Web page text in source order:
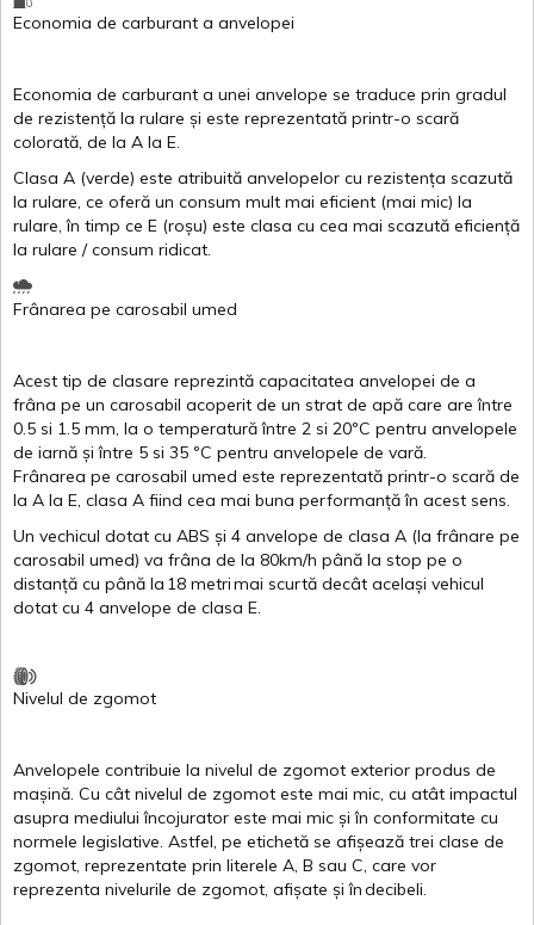
Economia de carburant a anvelopei
Economia de carburant a unei anvelope se traduce prin gradul
de rezistență la rulare și este reprezentată printr-o scară
colorată, de la A la E.
Clasa A (verde) este atribuită anvelopelor cu rezistența scazută
la rulare, ce oferă un consum mult mai eficient (mai mic) la
rulare,în timp ce E (roșu) este clasa cu cea mai scazută eficiență
la rulare /consum ridicat.
Frânarea pe carosabil umed
Acest tip de clasare reprezintă capacitatea anvelopei de a
frâna pe un carosabil acoperit de un strat de apă care areîntre
0.5 si 1.5 mm, la o temperatură între 2 si 20ºC pentru anvelopele
de iarnă și între 5 si 35 ºC pentru anvelopele de vară.
Frânarea pe carosabil umed este reprezentată printr-o scară de
la A la E, clasa A fiind cea mai buna performanță în acest sens.
Un vechicul dotat cu ABS și 4 anvelope de clasa A (la frânare pe
carosabil umed) va frâna de la 80km/h până la stop pe o
distanță cu până la 18 metrimai scurtă decât același vehicul
dotat cu 4 anvelope de clasa E.
Nivelul de zgomot
Anvelopele contribuie la nivelul de zgomot exterior produs de
mașină. Cu cât nivelul de zgomot este mai mic, cu atât impactul
asupra mediului încojurator este mai mic și în conformitate cu
normele legislative. Astfel, pe etichetă se afișează trei clase de
zgomot, reprezentate prin literele A, B sau C, care vor
reprezenta nivelurile de zgomot, afișate și îndecibeli.